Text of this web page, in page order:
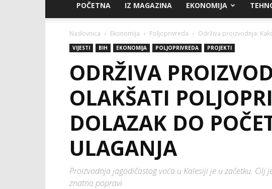
POČETNA IZ MAGAZINA EKONOMIJA
Naslovnica Ekonomija Poljoprivreda Održiva proizvodnja:
VIJESTI BIH EKONOMIJA POLJOPRIVREDA PROJEKTI
ODRŽIVA
OLAKŠATI
DOLAZAK DO
ULAGANJA
Proizvodnja jagodičastog voća u Kalesiji je u začetku. Cilj
znatno popravi